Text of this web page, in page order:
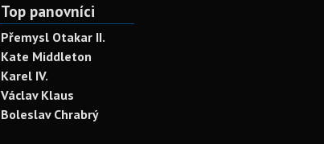
Top panovníci
Přemysl Otakar II.
Kate Middleton
Karel IV.
Václav Klaus
Boleslav Chrabrý